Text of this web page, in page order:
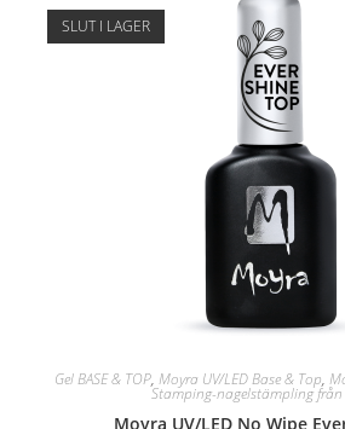
SLUT I LAGER
Gel BASE & TOP, Moyra UV/LED Base & Top,
Stamping-nagelstämpling från
Moyra UV/LED No Wipe